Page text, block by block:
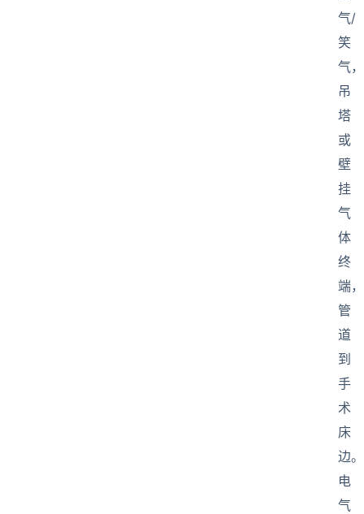
气/
笑
气，
吊
塔
或
壁
挂
气
体
终
端，
管
道
到
手
术
床
边。
电
气